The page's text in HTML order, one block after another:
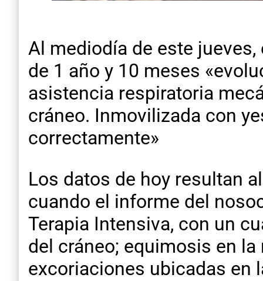
Al mediodía de este
de 1 año y 10 meses
asistencia respiratoria
cráneo. Inmovilizada con
correctamente»
Los datos de hoy resultan
cuando el informe del
Terapia Intensiva, con un
del cráneo; equimosis en
excoriaciones ubicadas en